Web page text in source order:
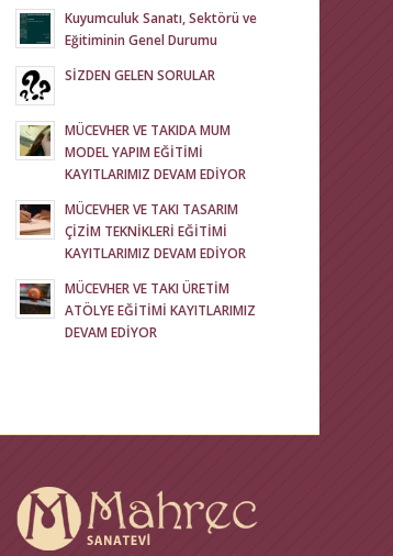
Kuyumculuk Sanatı, Sektörü ve
Eğitiminin Genel Durumu
SİZDEN GELEN SORULAR
MÜCEVHER VE TAKIDA MUM
MODEL YAPIM EĞİTİMİ
KAYITLARIMIZ DEVAM EDİYOR
MÜCEVHER VE TAKI TASARIM
ÇİZİM TEKNİKLERİ EĞİTİMİ
KAYITLARIMIZ DEVAM EDİYOR
MÜCEVHER VE TAKI ÜRETİM
ATÖLYE EĞİTİMİ KAYITLARIMIZ
DEVAM EDİYOR